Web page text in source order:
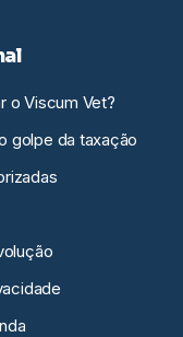
o Viscum Vet?
golpe da taxação